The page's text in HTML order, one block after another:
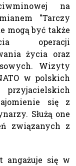
na
"Tarczy
mogą być także
operacji
życia oraz
Wizyty
w polskich
się z
Służą one
związanych z
angażuje się w